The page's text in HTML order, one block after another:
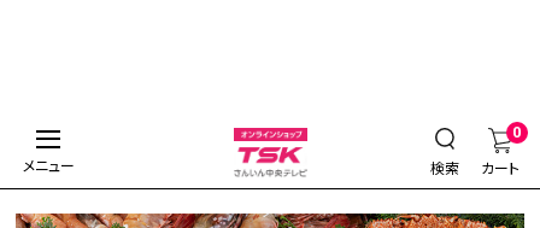
検索 カート
0
メニュー